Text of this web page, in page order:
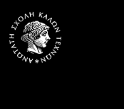
content